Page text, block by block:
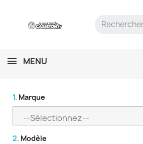
MENU
1. Marque
2. Modèle